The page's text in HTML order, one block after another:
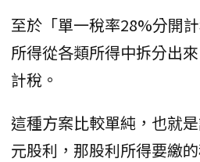
至於「單一稅率28%分開
所得從各類所得中拆分出
計稅。
這種方案比較單純，也就
元股利，那股利所得要繳